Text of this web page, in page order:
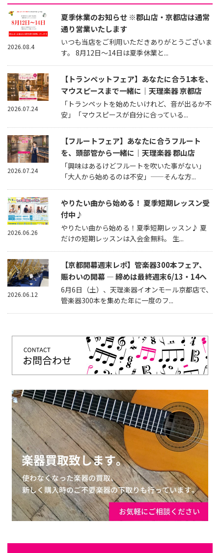
夏季休業のお知らせ ※郡山店・京都店は通常
通り営業いたします
いつも当店をご利用いただきありがとうございま
す。 8月12日～14日は夏季休業と...
2026.08.4
【トランペットフェア】あなたに合う1本を、
マウスピースまで一緒に｜天理楽器 京都店
「トランペットを始めたいけれど、音が出るか不
安」「マウスピースが自分に合っている...
2026.07.24
【フルートフェア】あなたに合うフルート
を、頭部管から一緒に｜天理楽器 郡山店
「興味はあるけどフルートを吹いた事がない」
「大人から始めるのは不安」——そんな方...
2026.07.24
やりたい曲から始める！ 夏季短期レッスン受
付中♪
やりたい曲から始める！夏季短期レッスン♪ 夏
だけの短期レッスンは入会金無料。 生...
2026.06.26
【京都開幕週末レポ】管楽器300本フェア、
賑わいの開幕 — 締めは最終週末6/13・14へ
6月6日（土）、天理楽器イオンモール京都店で、
管楽器300本を集めた年に一度のフ...
2026.06.12